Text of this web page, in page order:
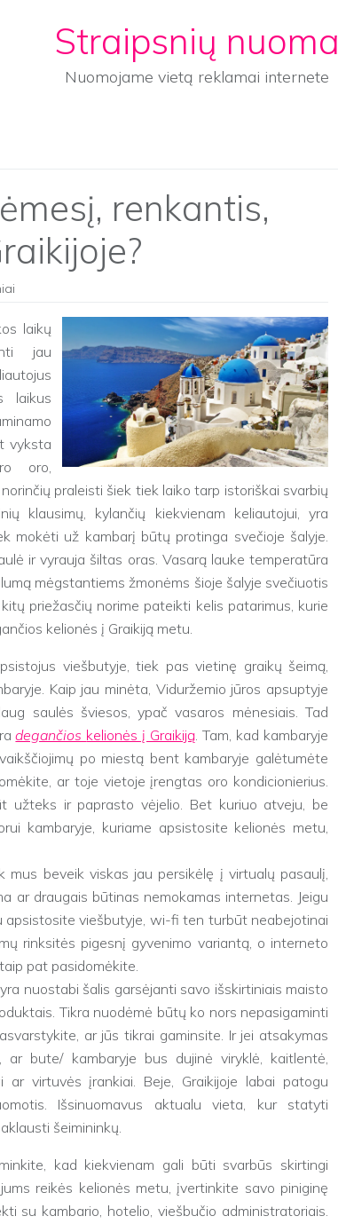
Straipsnių nuoma
Nuomojame vietą reklamai internete
renkantis,
laikų
jau
laikus
vyksta
oro,
praleisti šiek tiek laiko tarp istoriškai svarbių
klausimų, kylančių kiekvienam keliautojui, yra
mokėti už kambarį būtų protinga svečioje šalyje.
ir vyrauja šiltas oras. Vasarą lauke temperatūra
mėgstantiems žmonėms šioje šalyje svečiuotis
priežasčių norime pateikti kelis patarimus, kurie
kelionės į Graikiją metu.
viešbutyje, tiek pas vietinę graikų šeimą,
Kaip jau minėta, Viduržemio jūros apsuptyje
saulės šviesos, ypač vasaros mėnesiais. Tad
degančios kelionės į Graikiją. Tam, kad kambaryje
po miestą bent kambaryje galėtumėte
ar toje vietoje įrengtas oro kondicionierius.
užteks ir paprasto vėjelio. Bet kuriuo atveju, be
kambaryje, kuriame apsistosite kelionės metu,
mus beveik viskas jau persikėlę į virtualų pasaulį,
ar draugais būtinas nemokamas internetas. Jeigu
apsistosite viešbutyje, wi-fi ten turbūt neabejotinai
rinksitės pigesnį gyvenimo variantą, o interneto
pat pasidomėkite.
nuostabi šalis garsėjanti savo išskirtiniais maisto
Tikra nuodėmė būtų ko nors nepasigaminti
ar jūs tikrai gaminsite. Ir jei atsakymas
ar bute/ kambaryje bus dujinė viryklė, kaitlentė,
ar virtuvės įrankiai. Beje, Graikijoje labai patogu
Išsinuomavus aktualu vieta, kur statyti
šeimininkų.
kad kiekvienam gali būti svarbūs skirtingi
reikės kelionės metu, įvertinkite savo piniginę
su kambario, hotelio, viešbučio administratoriais.